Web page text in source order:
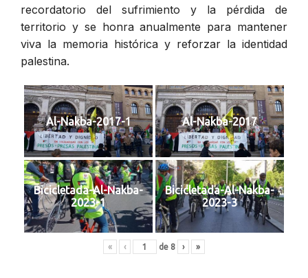
recordatorio del sufrimiento y la pérdida de
territorio y se honra anualmente para mantener
viva la memoria histórica y reforzar la identidad
palestina.
Al-Nakba-2017-1 Al-Nakba-2017
Bicicletada-Al-Nakba-
2023-1
Bicicletada-Al-Nakba-
2023-3
« ‹ de 8 › »